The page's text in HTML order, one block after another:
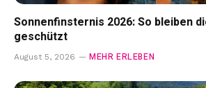
Sonnenfinsternis 2026: So bleiben
geschützt
August 5, 2026 MEHR ERLEBEN